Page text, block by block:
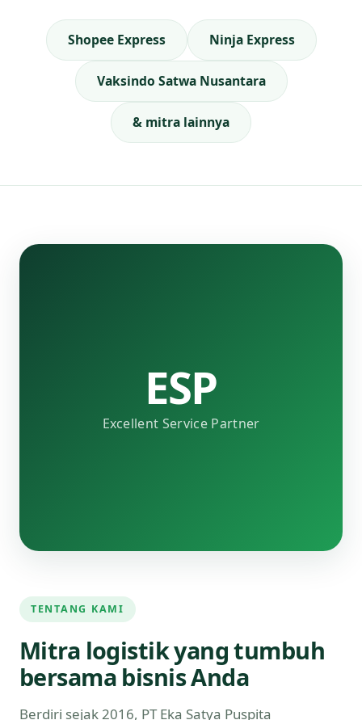
Shopee Express Ninja Express
Vaksindo Satwa Nusantara
& mitra lainnya
ESP
Excellent Service Partner
TENTANG KAMI
Mitra logistik yang tumbuh
bersama bisnis Anda
Berdiri sejak 2016, PT Eka Satya Puspita